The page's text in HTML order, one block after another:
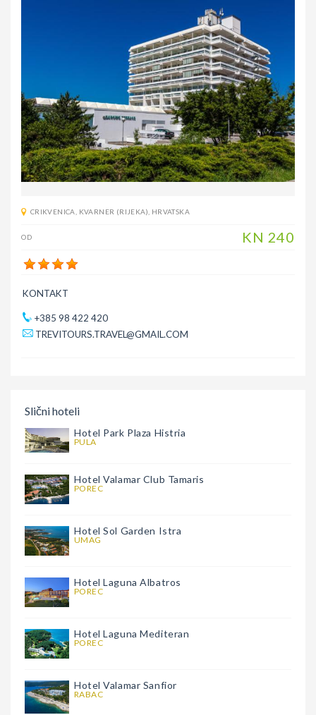
CRIKVENICA KVARNER (RIJEKA) HRVATSKA
OD KN 240
KONTAKT
+385 98 422 420
TREVITOURS.TRAVEL@GMAIL.COM
Slični hoteli
Hotel Park Plaza Histria
PULA
Hotel Valamar Club Tamaris
POREC
Hotel Sol Garden Istra
UMAG
Hotel Laguna Albatros
POREC
Hotel Laguna Mediteran
POREC
Hotel Valamar Sanfior
RABAC